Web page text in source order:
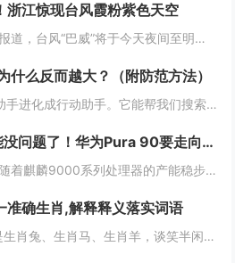
浙江惊现台风霞粉紫色天空
7月11日消息，据媒体报道，台风“巴威”将于今天夜间至明天凌晨在浙江温岭至瑞安一带沿海登陆。中央气象台今天傍晚继续发布台风橙色预警。受台风巴威影响，目前浙江温州洞头风力逐渐增强，当地已发布海浪红色预警，沿海地区防御等级持续提升。值得一提的是...
什么反而越大？（附防范方法）
当前，AI 正在从聊天助手进化成行动助手。它能帮我们搜索资料、下载软件、运行命令、操作文件，甚至管理账号和邮箱。很多原本需要手动完成的任务，现在只要一句话，AI 就能自动执行。但很多人没有意识到一个问题：当 AI 不再只是“说”，而是开始“...
麒麟9000系列产能没问题了！华为Pura 90要走向全球 7月14吉隆坡见
快科技7月11日消息，随着麒麟9000系列处理器的产能稳步释放，华为旗下多款搭载自研旗舰芯片的机型也开始加速向海外市场推进铺货，此前仅在国内市场供应的影像旗舰序列，正式开启大规模出海节奏。现在定位高端旗舰的Pura 90s Pro系列已经率...
准确生肖,解释释义落实词语
谈笑半闲风月里指的是生肖兔、生肖马、生肖羊，谈笑半闲风月里在十二生肖中代表的是生肖兔、马、羊、猴，这句古语描绘的是一种闲适自在的生活态度，暗喻人在纷扰中保持从容的心境，从命理角度看，与这种意境契合的生肖往往具备豁达、灵动的性格特质，以下将围...